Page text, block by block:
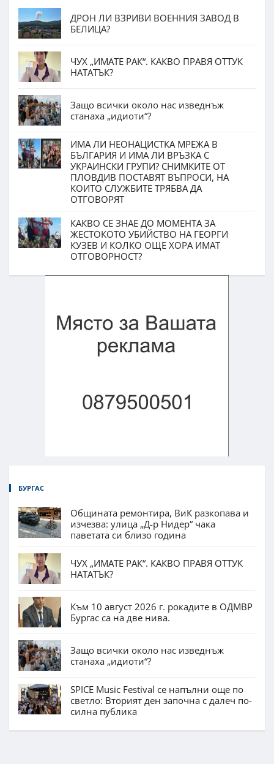
ДРОН ЛИ ВЗРИВИ ВОЕННИЯ ЗАВОД В
БЕЛИЦА?
ЧУХ „ИМАТЕ РАК“. КАКВО ПРАВЯ ОТТУК
НАТАТЪК?
Защо всички около нас изведнъж
станаха „идиоти“?
ИМА ЛИ НЕОНАЦИСТКА МРЕЖА В
БЪЛГАРИЯ И ИМА ЛИ ВРЪЗКА С
УКРАИНСКИ ГРУПИ? СНИМКИТЕ ОТ
ПЛОВДИВ ПОСТАВЯТ ВЪПРОСИ, НА
КОИТО СЛУЖБИТЕ ТРЯБВА ДА
ОТГОВОРЯТ
КАКВО СЕ ЗНАЕ ДО МОМЕНТА ЗА
ЖЕСТОКОТО УБИЙСТВО НА ГЕОРГИ
КУЗЕВ И КОЛКО ОЩЕ ХОРА ИМАТ
ОТГОВОРНОСТ?
БУРГАС
Общината ремонтира, ВиК разкопава и
изчезва: улица „Д-р Нидер“ чака
паветата си близо година
ЧУХ „ИМАТЕ РАК“. КАКВО ПРАВЯ ОТТУК
НАТАТЪК?
Към 10 август 2026 г. рокадите в ОДМВР
Бургас са на две нива.
Защо всички около нас изведнъж
станаха „идиоти“?
SPICE Music Festival се напълни още по
светло: Вторият ден започна с далеч по-
силна публика